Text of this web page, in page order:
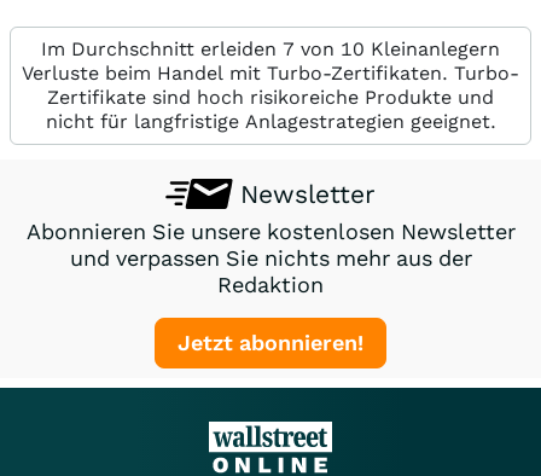
Im Durchschnitt erleiden 7 von 10 Kleinanlegern
Verluste beim Handel mit Turbo-Zertifikaten. Turbo-
Zertifikate sind hoch risikoreiche Produkte und
nicht für langfristige Anlagestrategien geeignet.
Newsletter
Abonnieren Sie unsere kostenlosen Newsletter
und verpassen Sie nichts mehr aus der
Redaktion
Jetzt abonnieren!